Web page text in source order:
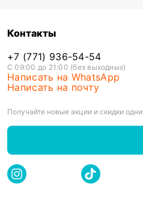
Контакты
+7 (771) 936-54-54
С 09:00 до 21:00 (без выходных)
Написать на WhatsApp
Написать на почту
Получайте новые акции и скидки